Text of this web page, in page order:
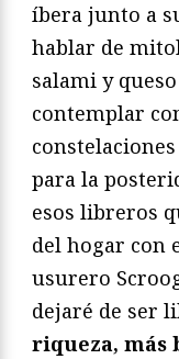
íbera junto a
hablar de
salami y
contemplar
para la
esos libreros
del hogar con
usurero
dejaré de ser
riqueza, más